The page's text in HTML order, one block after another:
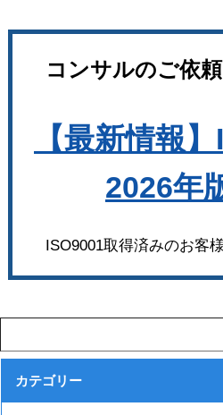
コンサルのご依
【最新情報
2026年
ISO9001取得済みのお客
カテゴリー